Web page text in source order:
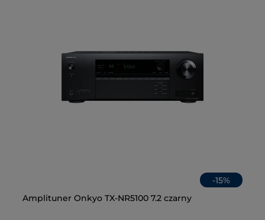
-15%
Amplituner Onkyo TX-NR5100 7.2 czarny